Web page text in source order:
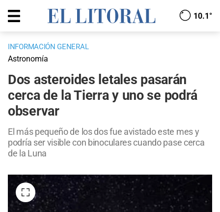
10.1°
INFORMACIÓN GENERAL
Astronomía
Dos asteroides letales pasarán
cerca de la Tierra y uno se podrá
observar
El más pequeño de los dos fue avistado este mes y
podría ser visible con binoculares cuando pase cerca
de la Luna